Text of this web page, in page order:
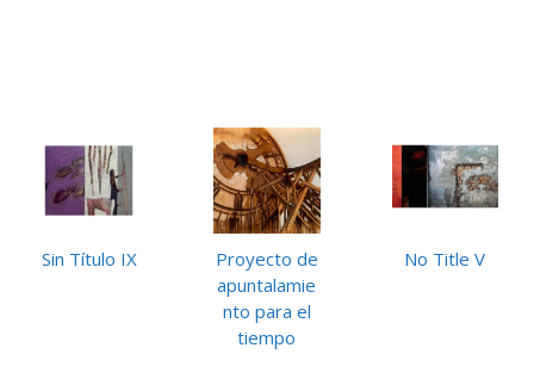
Sin Título IX
Proyecto de
apuntalamie
nto para el
tiempo
No Title V